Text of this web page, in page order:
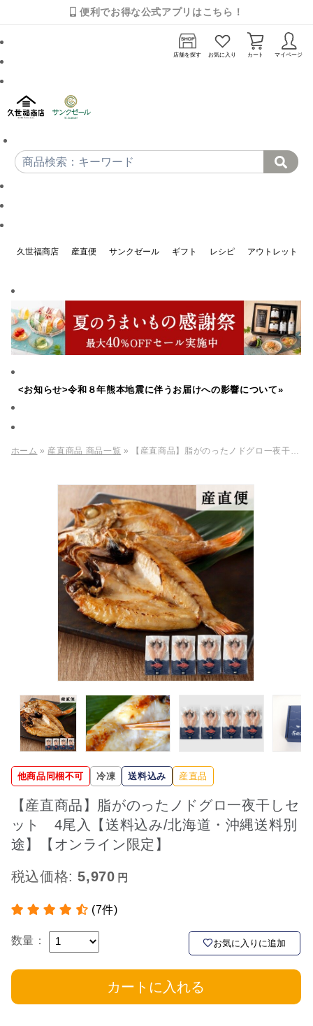
便利でお得な公式アプリはこちら！
店舗を探す お気に入り カート マイページ
久世福商店 産直便 サンクゼール ギフト レシピ アウトレット
<お知らせ>令和８年熊本地震に伴うお届けへの影響について»
ホーム » 産直商品 商品一覧 » 【産直商品】脂がのったノドグロ一夜干しセット 4尾入【送料込み/北海道・沖縄送料別途】【オンライン限定】
他商品同梱不可 冷凍 送料込み 産直品
【産直商品】脂がのったノドグロ一夜干しセ
ット 4尾入【送料込み/北海道・沖縄送料別
途】【オンライン限定】
税込価格:5,970
(7件)
数量： お気に入りに追加
カートに入れる